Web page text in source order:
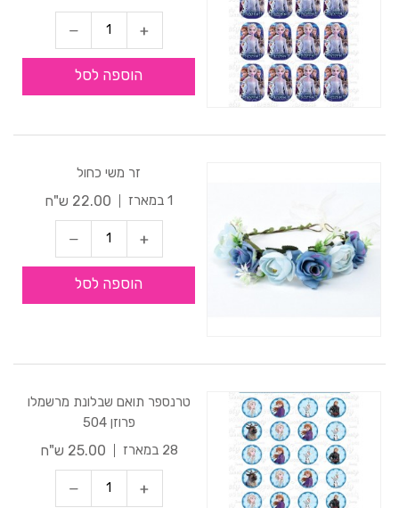
הוספה לסל
זר משי כחול
1 במארז
22.00 ש"ח
הוספה לסל
טרנספר תואם שבלונת מרשמלו
פרוזן 504
28 במארז
25.00 ש"ח